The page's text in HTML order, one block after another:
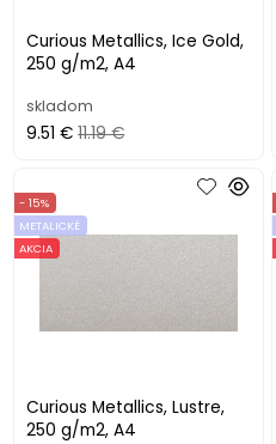
Curious Metallics, Ice Gold,
250 g/m2, A4
skladom
9.51 € 11.19 €
Curious Metallics, Lustre,
250 g/m2, A4
- 15%
METALICKÉ
AKCIA